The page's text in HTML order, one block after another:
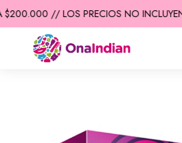
// LOS PRECIOS NO